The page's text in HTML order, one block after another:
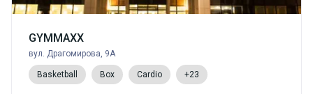
GYMMAXX
вул. Драгомирова, 9А
Basketball Box Cardio +23